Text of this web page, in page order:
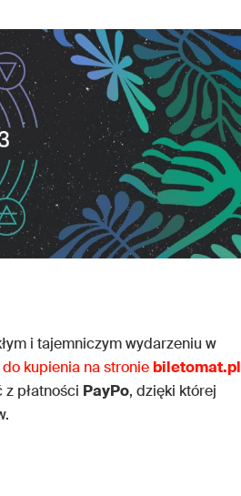
i tajemniczym wydarzeniu w
kupienia na stronie biletomat.pl
płatności PayPo, dzięki której